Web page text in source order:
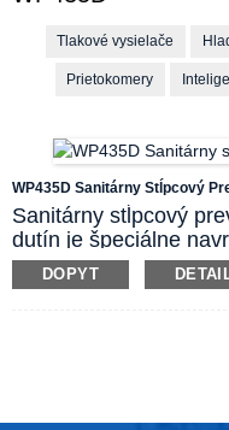
Tlakové vysielače
Prietokomery
WP435D Sanitárny Stĺpcový
Sanitárny stĺpcový
dutín je špeciálne
požiadavky na
snímanie tlaku je
DOPYT